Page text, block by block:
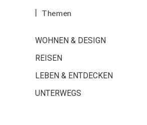
Themen
WOHNEN & DESIGN
REISEN
LEBEN & ENTDECKEN
UNTERWEGS